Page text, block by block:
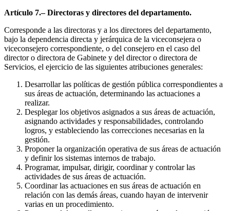
Artículo 7.– Directoras y directores del departamento.
Corresponde a las directoras y a los directores del departamento,
bajo la dependencia directa y jerárquica de la viceconsejera o
viceconsejero correspondiente, o del consejero en el caso del
director o directora de Gabinete y del director o directora de
Servicios, el ejercicio de las siguientes atribuciones generales:
Desarrollar las políticas de gestión pública correspondientes a
sus áreas de actuación, determinando las actuaciones a
realizar.
Desplegar los objetivos asignados a sus áreas de actuación,
asignando actividades y responsabilidades, controlando
logros, y estableciendo las correcciones necesarias en la
gestión.
Proponer la organización operativa de sus áreas de actuación
y definir los sistemas internos de trabajo.
Programar, impulsar, dirigir, coordinar y controlar las
actividades de sus áreas de actuación.
Coordinar las actuaciones en sus áreas de actuación en
relación con las demás áreas, cuando hayan de intervenir
varias en un procedimiento.